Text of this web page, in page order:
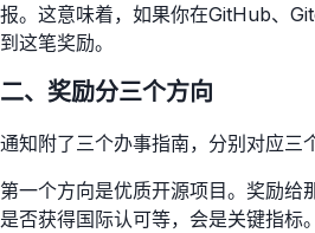
报。这意味着，如果你在GitHub、
到这笔奖励。
二、奖励分三个方向
通知附了三个办事指南，分别对应三
第一个方向是优质开源项目。奖励给
是否获得国际认可等，会是关键指标。